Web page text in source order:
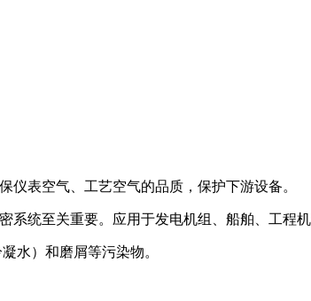
表空气、工艺空气的品质，保护下游设备。
统至关重要。应用于发电机组、船舶、工程机
水）和磨屑等污染物。